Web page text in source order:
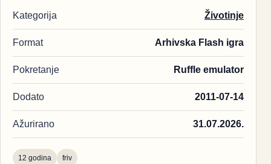
Kategorija Životinje
Format Arhivska Flash igra
Pokretanje Ruffle emulator
Dodato 2011-07-14
Ažurirano 31.07.2026.
12 godina friv